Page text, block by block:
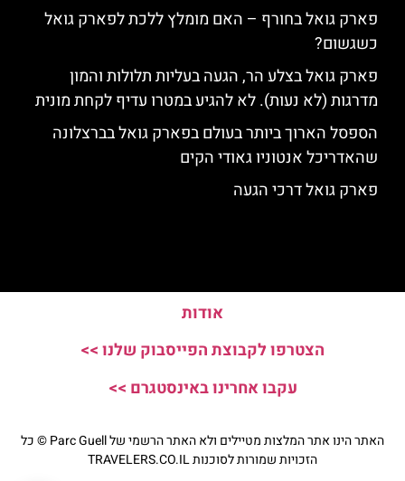
פארק גואל בחורף – האם מומלץ ללכת לפארק גואל
כשגשום?
פארק גואל בצלע הר, הגעה בעליות תלולות והמון
מדרגות (לא נעות). לא להגיע במטרו עדיף לקחת מונית
הספסל הארוך ביותר בעולם בפארק גואל בברצלונה
שהאדריכל אנטוניו גאודי הקים
פארק גואל דרכי הגעה
אודות
הצטרפו לקבוצת הפייסבוק שלנו >>
עקבו אחרינו באינסטגרם >>
האתר הינו אתר המלצות מטיילים ולא האתר הרשמי של Parc Guell © כל
הזכויות שמורות לסוכנות TRAVELERS.CO.IL